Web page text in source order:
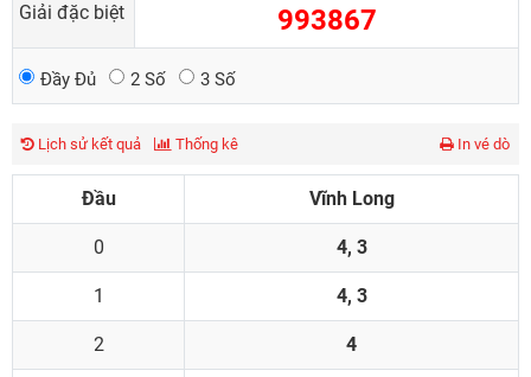
Giải đặc biệt 993867
Đầy Đủ 2 Số 3 Số
Lịch sử kết quả Thống kê In vé dò
Đầu Vĩnh Long
0 4, 3
1 4, 3
2 4